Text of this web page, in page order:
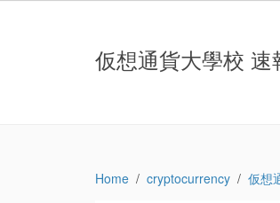
仮想通貨大學校 速
Home cryptocurrency 仮想